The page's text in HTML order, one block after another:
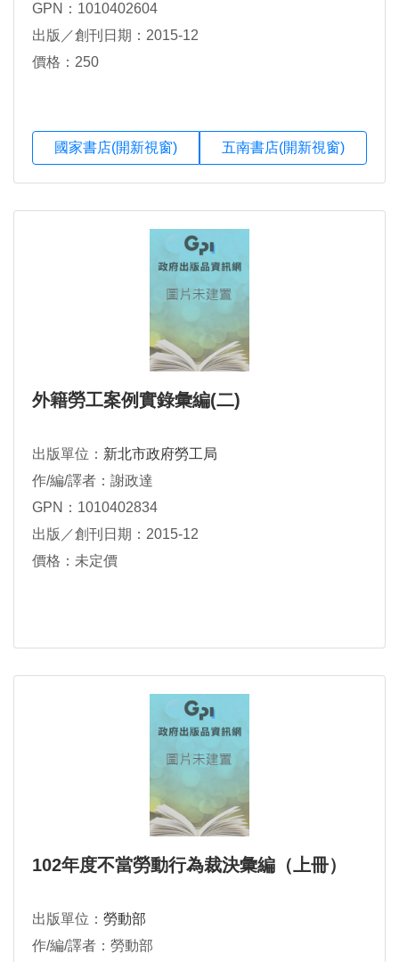
GPN：1010402604
出版／創刊日期：2015-12
價格：250
國家書店(開新視窗) 五南書店(開新視窗)
外籍勞工案例實錄彙編(二)
出版單位： 新北市政府勞工局
作/編/譯者：謝政達
GPN：1010402834
出版／創刊日期：2015-12
價格：未定價
102年度不當勞動行為裁決彙編（上冊）
出版單位： 勞動部
作/編/譯者：勞動部